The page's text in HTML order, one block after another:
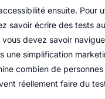
ensuite. Pour
savoir écrire des tests
devez savoir
une simplification
combien de
réellement faire du